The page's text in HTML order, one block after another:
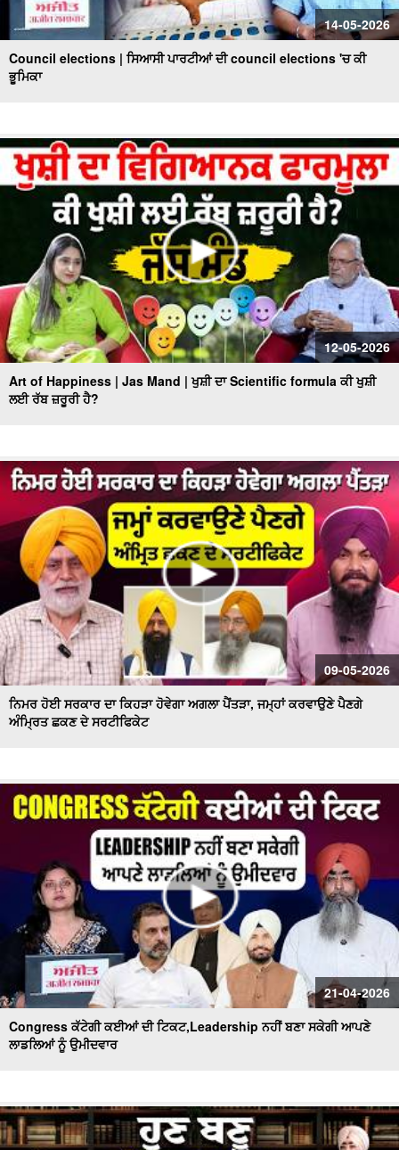
14-05-2026
Council elections | ਸਿਆਸੀ ਪਾਰਟੀਆਂ ਦੀ council elections 'ਚ ਕੀ
ਭੂਮਿਕਾ
12-05-2026
Art of Happiness | Jas Mand | ਖੁਸ਼ੀ ਦਾ Scientific formula ਕੀ ਖੁਸ਼ੀ
ਲਈ ਰੱਬ ਜ਼ਰੂਰੀ ਹੈ?
09-05-2026
ਨਿਮਰ ਹੋਈ ਸਰਕਾਰ ਦਾ ਕਿਹੜਾ ਹੋਵੇਗਾ ਅਗਲਾ ਪੈਂਤੜਾ, ਜਮ੍ਹਾਂ ਕਰਵਾਉਣੇ ਪੈਣਗੇ
ਅੰਮ੍ਰਿਤ ਛਕਣ ਦੇ ਸਰਟੀਫਿਕੇਟ
21-04-2026
Congress ਕੱਟੇਗੀ ਕਈਆਂ ਦੀ ਟਿਕਟ,Leadership ਨਹੀਂ ਬਣਾ ਸਕੇਗੀ ਆਪਣੇ
ਲਾਡਲਿਆਂ ਨੂੰ ਉਮੀਦਵਾਰ